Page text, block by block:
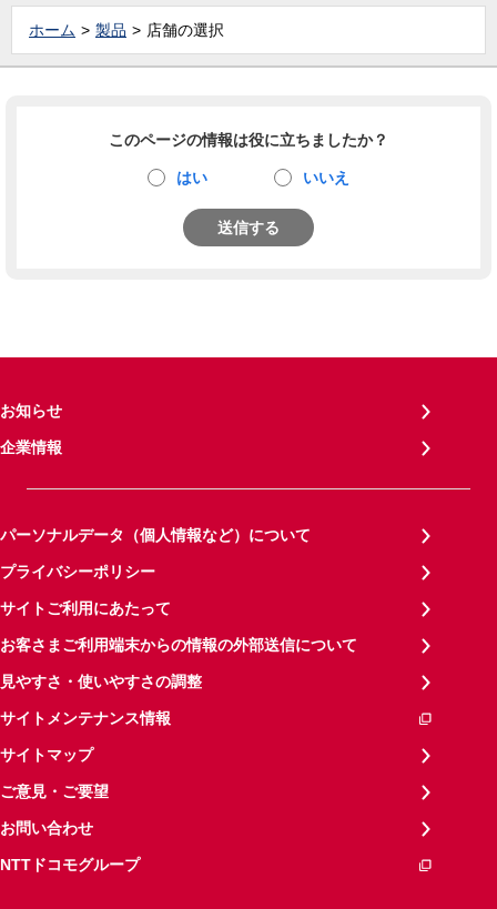
ホーム 製品 店舗の選択
このページの情報は役に立ちましたか？
はい いいえ
送信する
お知らせ
企業情報
パーソナルデータ（個人情報など）について
プライバシーポリシー
サイトご利用にあたって
お客さまご利用端末からの情報の外部送信について
見やすさ・使いやすさの調整
サイトメンテナンス情報
サイトマップ
ご意見・ご要望
お問い合わせ
NTTドコモグループ